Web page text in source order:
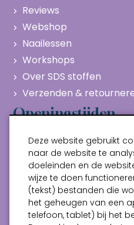
Reviews
Webshop
Naailessen
Workshops
Over SDS stoffen
Verzenden &
Openingstijden
Maandag
Gesloten
Dinsdag
10:00 - 17:00
Woensdag
10:00 - 17:00
Donderdag
10:00 - 17:00
Vrijdag
10:00 - 17:00
Zaterdag
10:00 - 17:00
Deze website gebruikt
naar de website te
doeleinden en de
wijze te doen
(tekst) bestanden die
het geheugen van een
telefoon, tablet) bij het